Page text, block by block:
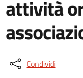
attività
Condividi